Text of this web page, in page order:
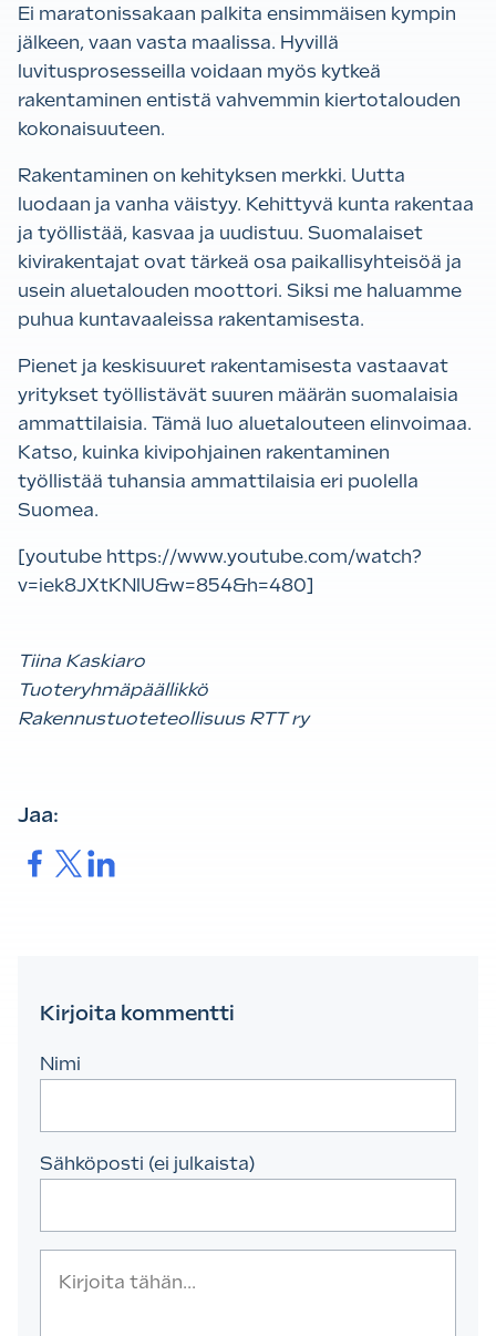
Ei maratonissakaan palkita ensimmäisen kympin
jälkeen, vaan vasta maalissa. Hyvillä
luvitusprosesseilla voidaan myös kytkeä
rakentaminen entistä vahvemmin kiertotalouden
kokonaisuuteen.
Rakentaminen on kehityksen merkki. Uutta
luodaan ja vanha väistyy. Kehittyvä kunta rakentaa
ja työllistää, kasvaa ja uudistuu. Suomalaiset
kivirakentajat ovat tärkeä osa paikallisyhteisöä ja
usein aluetalouden moottori. Siksi me haluamme
puhua kuntavaaleissa rakentamisesta.
Pienet ja keskisuuret rakentamisesta vastaavat
yritykset työllistävät suuren määrän suomalaisia
ammattilaisia. Tämä luo aluetalouteen elinvoimaa.
Katso, kuinka kivipohjainen rakentaminen
työllistää tuhansia ammattilaisia eri puolella
Suomea.
[youtube https://www.youtube.com/watch?
v=iek8JXtKNlU&w=854&h=480]
Tiina Kaskiaro
Tuoteryhmäpäällikkö
Rakennustuoteteollisuus RTT ry
Jaa:
Jaa. Jaa.Jaa.
Kirjoita kommentti
Nimi
Sähköposti (ei julkaista)